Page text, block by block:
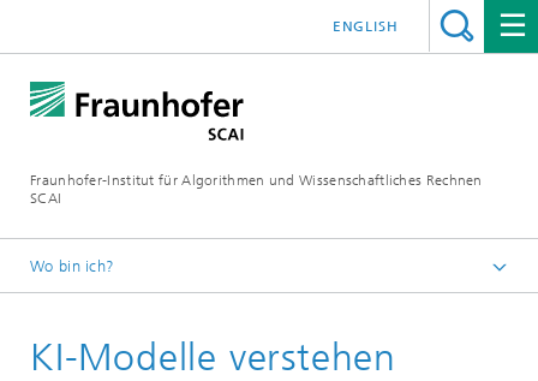
Fraunhofer-Institut für Algorithmen und Wissenschaftliches Rechnen
SCAI
ENGLISH
Wo bin ich?
Geschäftsfelder
KI-Modelle verstehen